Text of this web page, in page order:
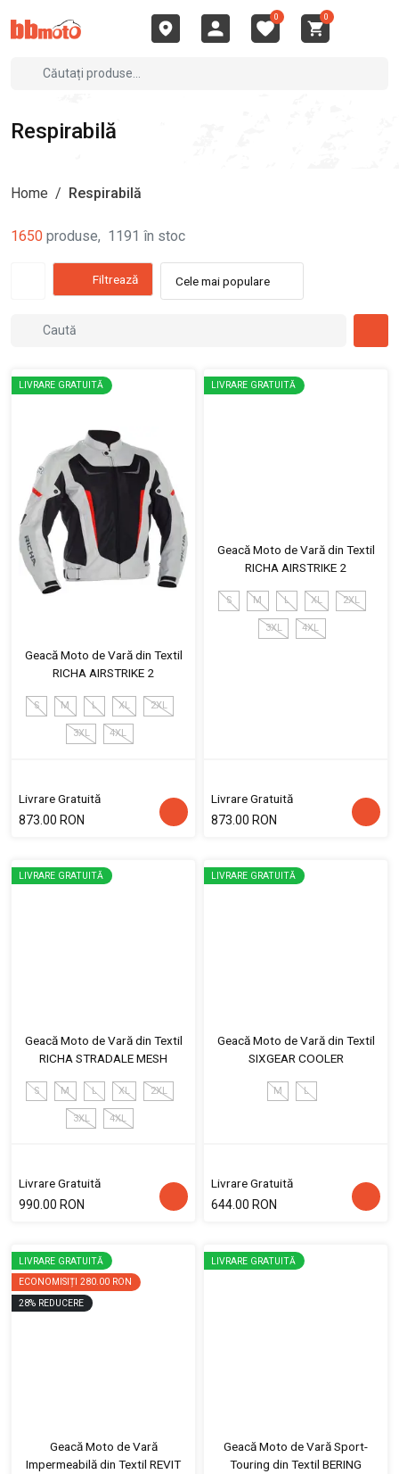
0 0
Respirabilă
Home / Respirabilă
1650 produse, 1191 în stoc
Filtrează Cele mai populare
LIVRARE GRATUITĂ
Geacă Moto de Vară din Textil
RICHA AIRSTRIKE 2
S M L XL 2XL
3XL 4XL
Livrare Gratuită
873.00 RON
LIVRARE GRATUITĂ
Geacă Moto de Vară din Textil
RICHA AIRSTRIKE 2
S M L XL 2XL
3XL 4XL
Livrare Gratuită
873.00 RON
LIVRARE GRATUITĂ
Geacă Moto de Vară din Textil
RICHA STRADALE MESH
S M L XL 2XL
3XL 4XL
Livrare Gratuită
990.00 RON
LIVRARE GRATUITĂ
Geacă Moto de Vară din Textil
SIXGEAR COOLER
M L
Livrare Gratuită
644.00 RON
LIVRARE GRATUITĂ
ECONOMISIȚI 280.00 RON
28% REDUCERE
Geacă Moto de Vară
Impermeabilă din Textil REVIT
LIVRARE GRATUITĂ
Geacă Moto de Vară Sport-
Touring din Textil BERING